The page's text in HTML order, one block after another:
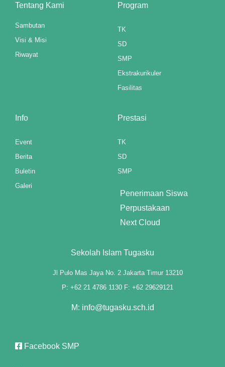
Tentang Kami
Sambutan
Visi & Misi
Riwayat
Program
TK
SD
SMP
Ekstrakurikuler
Fasilitas
Info
Event
Berita
Buletin
Galeri
Prestasi
TK
SD
SMP
Penerimaan Siswa
Perpustakaan
Next Cloud
Sekolah Islam Tugasku
Jl Pulo Mas Jaya No. 2 Jakarta Timur 13210
P: +62 21 4786 1130 F: +62 29629121
M: info@tugasku.sch.id
Facebook SMP